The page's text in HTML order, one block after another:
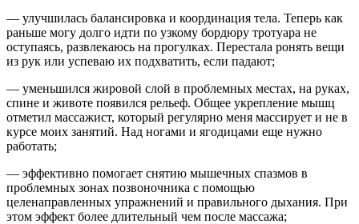
— улучшилась балансировка и координация тела. Теперь как
раньше могу долго идти по узкому бордюру тротуара не
оступаясь, развлекаюсь на прогулках. Перестала ронять вещи
из рук или успеваю их подхватить, если падают;
— уменьшился жировой слой в проблемных местах, на руках,
спине и животе появился рельеф. Общее укрепление мышц
отметил массажист, который регулярно меня массирует и не в
курсе моих занятий. Над ногами и ягодицами еще нужно
работать;
— эффективно помогает снятию мышечных спазмов в
проблемных зонах позвоночника с помощью
целенаправленных упражнений и правильного дыхания. При
этом эффект более длительный чем после массажа;